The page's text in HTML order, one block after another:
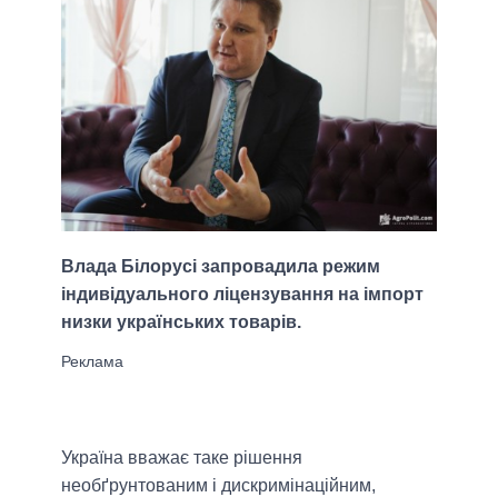
Влада Білорусі запровадила режим
індивідуального ліцензування на імпорт
низки українських товарів.
Україна вважає таке рішення
необґрунтованим і дискримінаційним,